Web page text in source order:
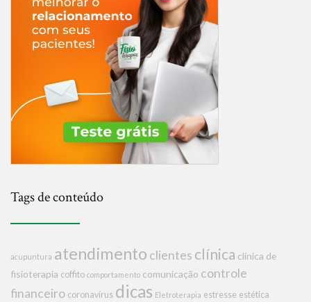
Tags de conteúdo
acupuntura atendimento clientes clínica clínica de
fisioterapia coffito comportamento comunicação controle
financeiro coronavírus dicas Eletroterapia estresse estética